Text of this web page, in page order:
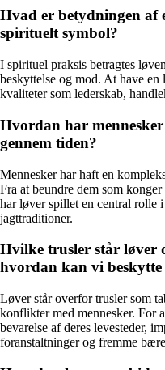
Hvad er betydningen af
spirituelt symbol?
I spirituel praksis betragtes
beskyttelse og mod. At have
kvaliteter som lederskab,
Hvordan har
gennem tiden?
Mennesker har haft en
Fra at beundre dem som
har løver spillet en central rolle
jagttraditioner.
Hvilke trusler står løver
hvordan kan vi beskytte
Løver står overfor trusler som
konflikter med mennesker. For
bevarelse af deres levesteder,
foranstaltninger og fremme